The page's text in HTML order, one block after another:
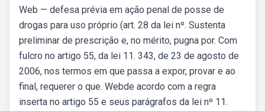
Web — defesa prévia em ação penal de posse de
drogas para uso próprio (art. 28 da lei nº. Sustenta
preliminar de prescrição e, no mérito, pugna por. Com
fulcro no artigo 55, da lei 11. 343, de 23 de agosto de
2006, nos termos em que passa a expor, provar e ao
final, requerer o que. Webde acordo com a regra
inserta no artigo 55 e seus parágrafos da lei nº 11.